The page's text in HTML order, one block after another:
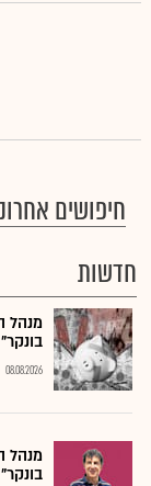
חיפושים
חדשות
מנהל
בונקר"
08.08.2026
מנהל
בונקר"